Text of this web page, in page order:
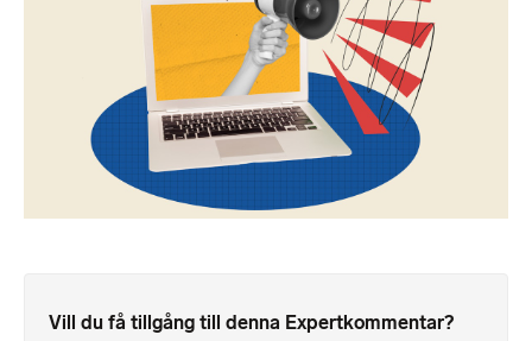
Vill du få tillgång till denna Expertkommentar?